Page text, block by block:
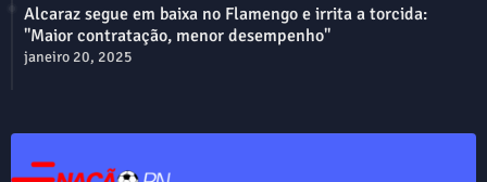
Alcaraz segue em baixa no Flamengo e irrita a torcida:
"Maior contratação, menor desempenho"
janeiro 20, 2025